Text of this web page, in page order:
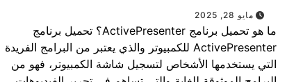
مايو 28, 2025
ما هو تحميل برنامج ActivePresenter؟ تحميل برنامج
ActivePresenter للكمبيوتر والذي يعتبر من البرامج الفريدة
التي يستخدمها الأشخاص لتسجيل شاشة الكمبيوتر، فهو من